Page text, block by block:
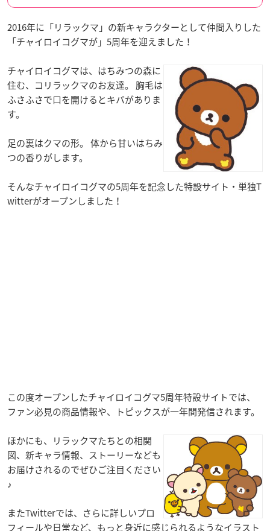
2016年に「リラックマ」の新キャラクターとして仲間入りした
「チャイロイコグマが」5周年を迎えました！
チャイロイコグマは、はちみつの森に
住む、コリラックマのお友達。 胸毛は
ふさふさで口を開けるとキバがありま
す。
足の裏はクマの形。 体から甘いはちみ
つの香りがします。
そんなチャイロイコグマの5周年を記念した特設サイト・単独T
witterがオープンしました！
この度オープンしたチャイロイコグマ5周年特設サイトでは、
ファン必見の商品情報や、トピックスが一年間発信されます。
ほかにも、リラックマたちとの相関
図、新キャラ情報、ストーリーなども
お届けされるのでぜひご注目ください
♪
またTwitterでは、さらに詳しいプロ
フィールや日常など、もっと身近に感じられるようなイラスト